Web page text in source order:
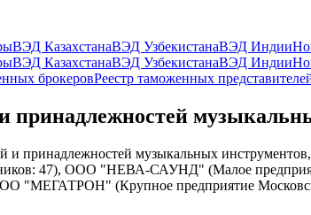
ВЭД КазахстанаВЭД УзбекистанаВЭД Индии
ВЭД КазахстанаВЭД УзбекистанаВЭД Индии
брокеровРеестр таможенных
принадлежностей
и принадлежностей музыкальных
47), ООО "НЕВА-САУНД" (Малое
ООО "МЕГАТРОН" (Крупное предприятие